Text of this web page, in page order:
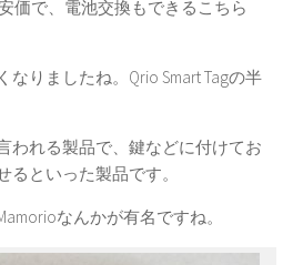
価で、電池交換もできるこちら
りましたね。Qrio Smart Tagの半
われる製品で、鍵などに付けてお
といった製品です。
なんかが有名ですね。